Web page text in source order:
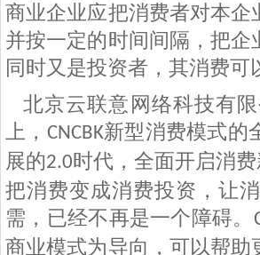
商业企业应把消费者对本
并按一定的时间间隔，把
同时又是投资者，其消费可
北京云联意网络科技有
上， CNCBK新型消费模式的
展的2.0时代，全面开启消费
把消费变成消费投资，让
需，已经不再是一个障碍。
商业模式为导向，可以帮